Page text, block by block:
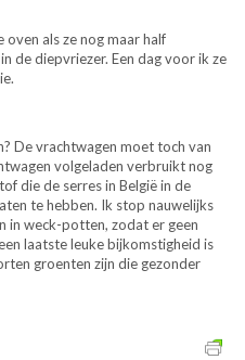
als ze nog maar half
de diepvriezer. Een dag voor ik ze
De vrachtwagen moet toch van
volgeladen verbruikt nog
die de serres in België in de
te hebben. Ik stop nauwelijks
in weck-potten, zodat er geen
laatste leuke bijkomstigheid is
groenten zijn die gezonder